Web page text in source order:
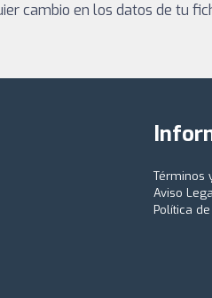
cambio en los datos de tu
Términos
Aviso
Política